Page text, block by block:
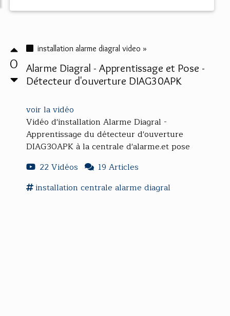
0
installation alarme diagral video »
Alarme Diagral - Apprentissage et Pose -
Détecteur d'ouverture DIAG30APK
voir la vidéo
Vidéo d'installation Alarme Diagral -
Apprentissage du détecteur d'ouverture
DIAG30APK à la centrale d'alarme.et pose
22 Vidéos
19 Articles
installation centrale alarme diagral